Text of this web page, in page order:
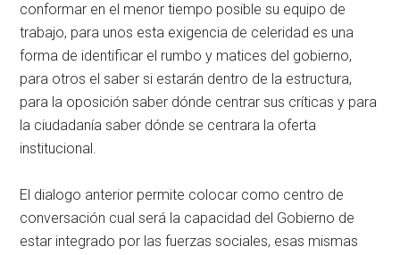
conformar en el menor tiempo posible su equipo de
trabajo, para unos esta exigencia de celeridad es una
forma de identificar el rumbo y matices del gobierno,
para otros el saber si estarán dentro de la estructura,
para la oposición saber dónde centrar sus críticas y para
la ciudadanía saber dónde se centrara la oferta
institucional.
El dialogo anterior permite colocar como centro de
conversación cual será la capacidad del Gobierno de
estar integrado por las fuerzas sociales, esas mismas